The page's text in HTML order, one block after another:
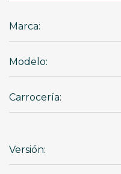
Marca:
Modelo:
Carrocería:
Versión: